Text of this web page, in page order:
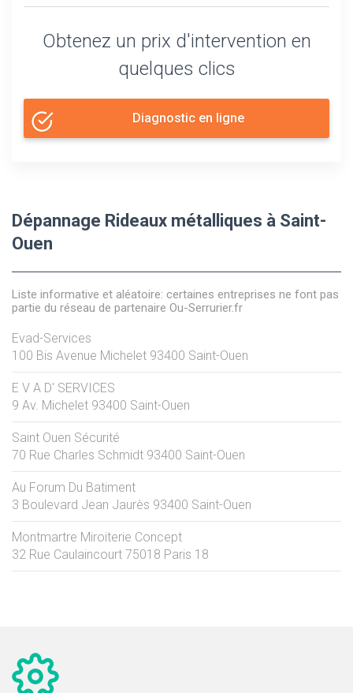
Obtenez un prix d'intervention en
quelques clics
Diagnostic en ligne
Dépannage Rideaux métalliques à Saint-
Ouen
Liste informative et aléatoire: certaines entreprises ne font pas
partie du réseau de partenaire Ou-Serrurier.fr
Evad-Services
100 Bis Avenue Michelet 93400 Saint-Ouen
E V A D' SERVICES
9 Av. Michelet 93400 Saint-Ouen
Saint Ouen Sécurité
70 Rue Charles Schmidt 93400 Saint-Ouen
Au Forum Du Batiment
3 Boulevard Jean Jaurès 93400 Saint-Ouen
Montmartre Miroiterie Concept
32 Rue Caulaincourt 75018 Paris 18